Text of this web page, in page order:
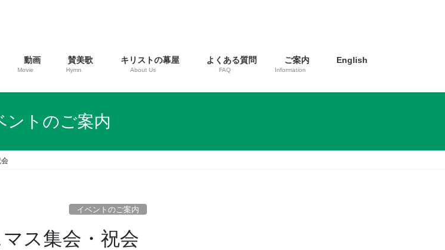
動画
Movie
賛美歌
Hymn
キリストの幕屋
About Us
よくある質問
FAQ
ご案内
Information
English
ントのご案内
イベントのご案内
ス集会・祝会